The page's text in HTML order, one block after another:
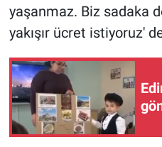
yaşanmaz. Biz sadaka
yakışır ücret istiyoruz'